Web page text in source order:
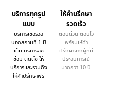
บริการทุกรูป
แบบ
บริการเซอร์วิส
นอกสถานที่ 1 ปี
เต็ม บริการส่ง
ซ่อม ติดตั้ง ให้
บริการและรวมถึง
ให้คำปรึกษาฟรี
ให้คำบรึกษา
รวดเร็ว
ตอบด่วน ตอบไว
พร้อมให้คำ
ปรึกษาจากผู้ที่มี
ประสบการณ์
มากกว่า 10 ปี